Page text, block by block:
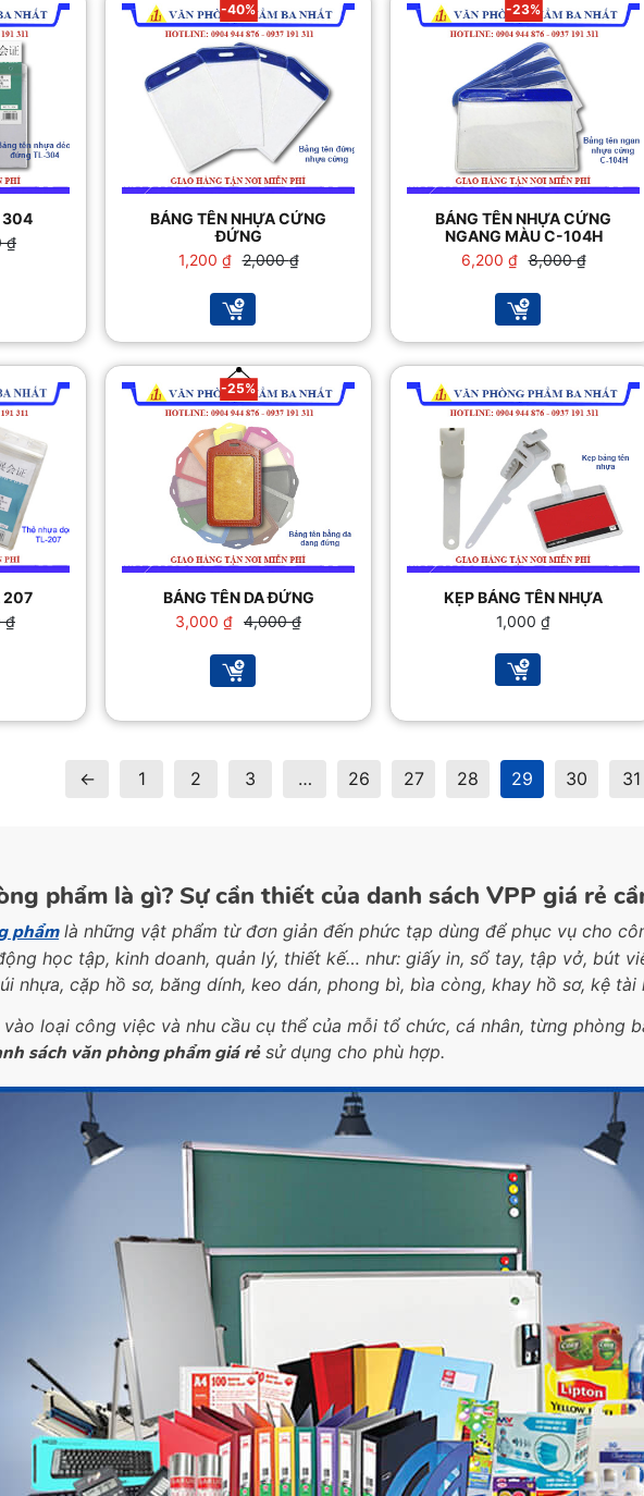
304
₫
-40%
BẢNG TÊN NHỰA CỨNG
ĐỨNG
2,000₫
Giá
là:
2,000 ₫.
1,200 ₫ Giá
tại
là:
-23%
BẢNG TÊN NHỰA CỨNG
NGANG MÀU C-104H
8,000₫
Giá
là:
8,000 ₫.
6,200 ₫ Giá
tại
là:
207
₫
-25%
BẢNG TÊN DA ĐỨNG
4,000₫
Giá
là:
4,000 ₫.
3,000 ₫ Giá
tại
là:
KẸP BẢNG TÊN NHỰA
1,000 ₫
← 1 2 3 … 26 27 28 29 30 31
phẩm là gì? Sự cần thiết của danh sách VPP giá rẻ
phẩmlà những vật phẩm từ đơn giản đến phức tạp dùng để phục vụ cho
học tập, kinh doanh, quản lý, thiết kế… như: giấy in, sổ tay, tập vở, bút
nhựa, cặp hồ sơ, băng dính, keo dán, phong bì, bìa còng, khay hồ sơ, kệ tài
vào loại công việc và nhu cầu cụ thể của mỗi tổ chức, cá nhân, từng phòng
sách văn phòng phẩm giá rẻsử dụng cho phù hợp.